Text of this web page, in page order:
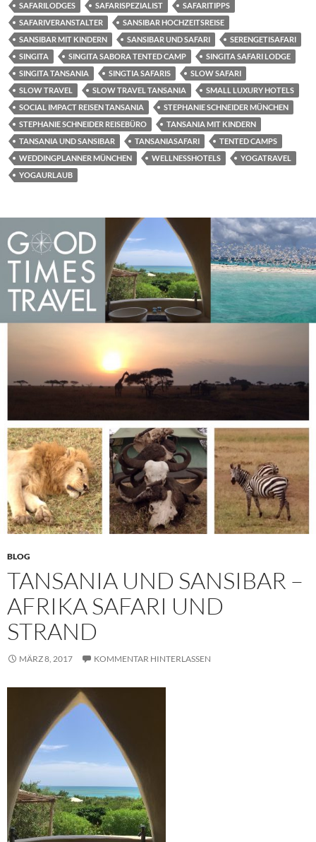
SAFARILODGES
SAFARISPEZIALIST
SAFARITIPPS
SAFARIVERANSTALTER
SANSIBAR HOCHZEITSREISE
SANSIBAR MIT KINDERN
SANSIBAR UND SAFARI
SERENGETISAFARI
SINGITA
SINGITA SABORA TENTED CAMP
SINGITA SAFARI LODGE
SINGITA TANSANIA
SINGTIA SAFARIS
SLOW SAFARI
SLOW TRAVEL
SLOW TRAVEL TANSANIA
SMALL LUXURY HOTELS
SOCIAL IMPACT REISEN TANSANIA
STEPHANIE SCHNEIDER MÜNCHEN
STEPHANIE SCHNEIDER REISEBÜRO
TANSANIA MIT KINDERN
TANSANIA UND SANSIBAR
TANSANIASAFARI
TENTED CAMPS
WEDDINGPLANNER MÜNCHEN
WELLNESSHOTELS
YOGATRAVEL
YOGAURLAUB
BLOG
TANSANIA UND SANSIBAR –
AFRIKA SAFARI UND
STRAND
MÄRZ 8, 2017 KOMMENTAR HINTERLASSEN